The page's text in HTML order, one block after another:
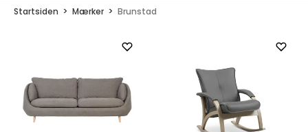
Startsiden Mærker Brunstad